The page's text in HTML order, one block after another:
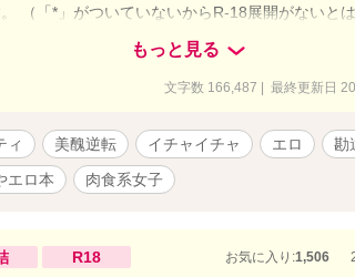
。 （「*」がついていないからR-18展開がないと
にも掲載してます。 エロ度：★★★★★
もっと見る
文字数 166,487 | 最終更新日
ィ 美醜逆転 イチャイチャ エロ 勘
エロ本 肉食系女子
R18 お気に入り:1,506